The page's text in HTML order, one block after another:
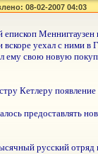
08-02-2007 04:03
епископ
вскоре уехал с ними
ему свою новую
Кетлеру появление
русский